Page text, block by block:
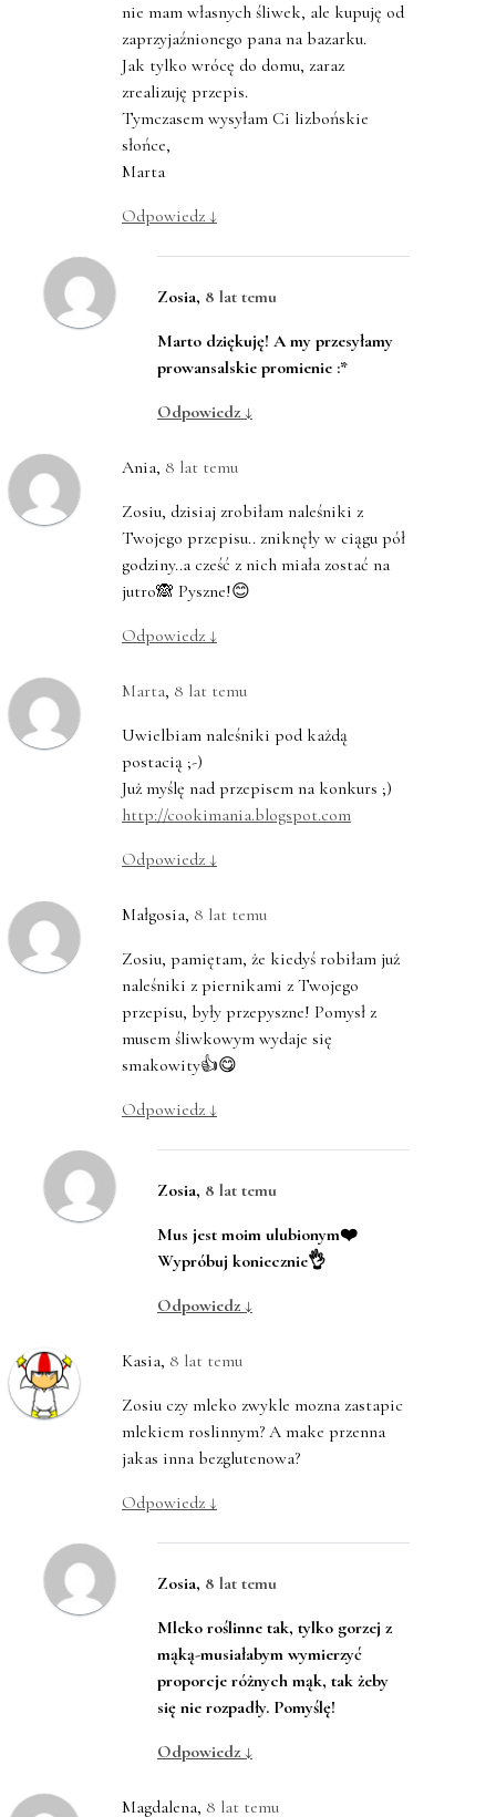
nie mam własnych śliwek, ale kupuję od
zaprzyjaźnionego pana na bazarku.
Jak tylko wrócę do domu, zaraz
zrealizuję przepis.
Tymczasem wysyłam Ci lizbońskie
słońce,
Marta
Odpowiedz ↓
Zosia, 8 lat temu
Marto dziękuję! A my przesyłamy
prowansalskie promienie :*
Odpowiedz ↓
Ania, 8 lat temu
Zosiu, dzisiaj zrobiłam naleśniki z
Twojego przepisu.. zniknęły w ciągu pół
godziny..a cześć z nich miała zostać na
jutro🙈 Pyszne!😊
Odpowiedz ↓
Marta, 8 lat temu
Uwielbiam naleśniki pod każdą
postacią ;-)
Już myślę nad przepisem na konkurs ;)
http://cookimania.blogspot.com
Odpowiedz ↓
Małgosia, 8 lat temu
Zosiu, pamiętam, że kiedyś robiłam już
naleśniki z piernikami z Twojego
przepisu, były przepyszne! Pomysł z
musem śliwkowym wydaje się
smakowity👍😋
Odpowiedz ↓
Zosia, 8 lat temu
Mus jest moim ulubionym❤️
Wypróbuj koniecznie👌
Odpowiedz ↓
Kasia, 8 lat temu
Zosiu czy mleko zwykle mozna zastapic
mlekiem roslinnym? A make przenna
jakas inna bezglutenowa?
Odpowiedz ↓
Zosia, 8 lat temu
Mleko roślinne tak, tylko gorzej z
mąką-musiałabym wymierzyć
proporcje różnych mąk, tak żeby
się nie rozpadły. Pomyślę!
Odpowiedz ↓
Magdalena, 8 lat temu